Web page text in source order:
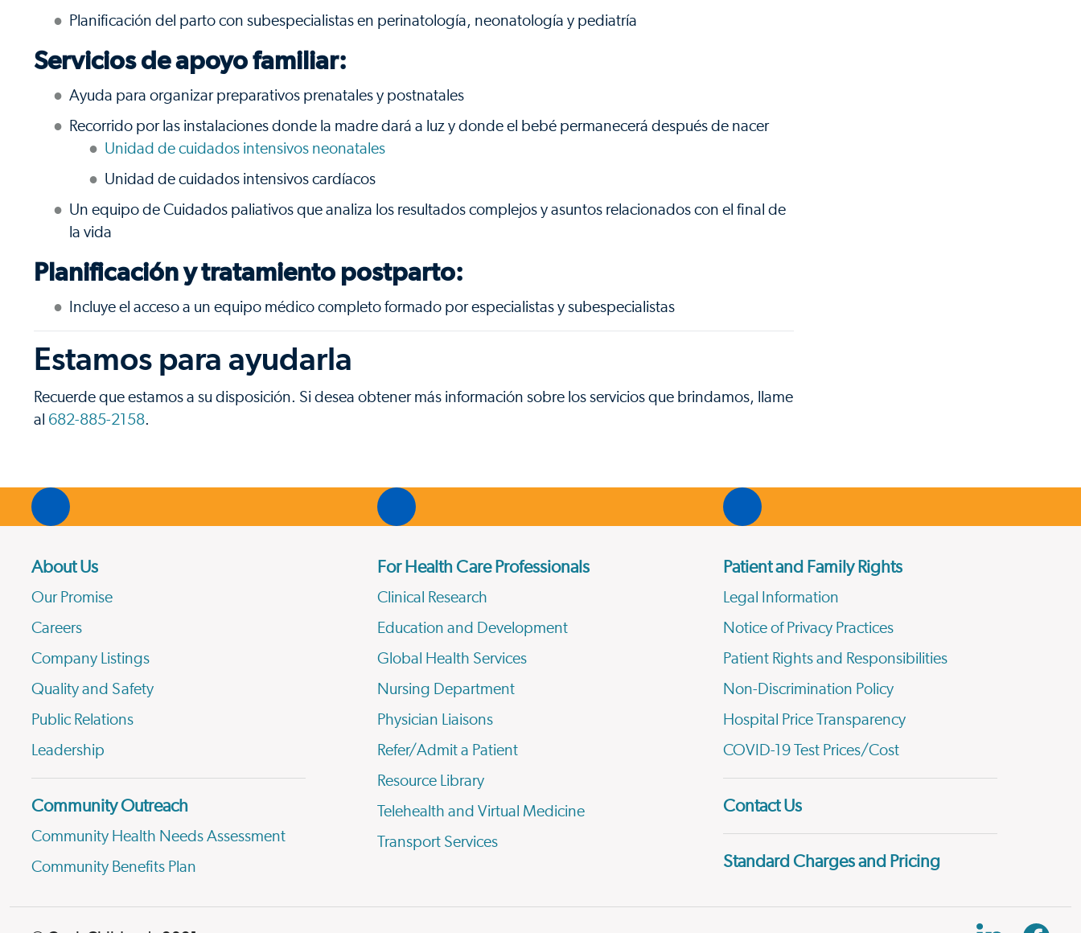
Planificación del parto con subespecialistas en perinatología, neonatología y pediatría
Servicios de apoyo familiar:
Ayuda para organizar preparativos prenatales y postnatales
Recorrido por las instalaciones donde la madre dará a luz y donde el bebé permanecerá después de nacer
Unidad de cuidados intensivos neonatales
Unidad de cuidados intensivos cardíacos
Un equipo de Cuidados paliativos que analiza los resultados complejos y asuntos relacionados con el final de
la vida
Planificación y tratamiento postparto:
Incluye el acceso a un equipo médico completo formado por especialistas y subespecialistas
Estamos para ayudarla
Recuerde que estamos a su disposición. Si desea obtener más información sobre los servicios que brindamos, llame
al 682-885-2158.
About Us
Our Promise
Careers
Company Listings
Quality and Safety
Public Relations
Leadership
Community Outreach
Community Health Needs Assessment
Community Benefits Plan
For Health Care Professionals
Clinical Research
Education and Development
Global Health Services
Nursing Department
Physician Liaisons
Refer/Admit a Patient
Resource Library
Telehealth and Virtual Medicine
Transport Services
Patient and Family Rights
Legal Information
Notice of Privacy Practices
Patient Rights and Responsibilities
Non-Discrimination Policy
Hospital Price Transparency
COVID-19 Test Prices/Cost
Contact Us
Standard Charges and Pricing